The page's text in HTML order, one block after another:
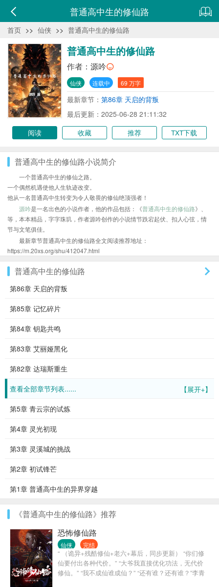
普通高中生的修仙路
首页 >> 仙侠 >> 普通高中生的修仙路
普通高中生的修仙路
作者： 源吟
仙侠 连载中 69 万字
最新章节： 第86章 天启的背叛
最后更新：2025-06-28 21:11:32
阅读
收藏 推荐 TXT下载
普通高中生的修仙路小说简介
一个普通高中生的修仙之路。
一个偶然机遇使他人生轨迹改变。
他从一名普通高中生转变为令人敬畏的修仙绝顶强者！
源吟是一名出色的小说作者，他的作品包括：《普通高中生的修仙路》、
等，本本精品，字字珠玑，作者源吟创作的小说情节跌宕起伏、扣人心弦，情
节与文笔俱佳。
最新章节普通高中生的修仙路全文阅读推荐地址：
https://m.20xs.org/shu/412047.html
普通高中生的修仙路
第86章 天启的背叛
第85章 记忆碎片
第84章 钥匙共鸣
第83章 艾丽娅黑化
第82章 达瑞斯重生
【展开+】
查看全部章节列表......
第5章 青云宗的试炼
第4章 灵光初现
第3章 灵溪城的挑战
第2章 初试锋芒
第1章 普通高中生的异界穿越
《普通高中生的修仙路》推荐
恐怖修仙路
仙侠 完结
“ （诡异+残酷修仙+老六+幕后，同步更新） “你们修
仙要付出各种代价。” “大爷我直接优化功法，无代价
修仙。” “我不成仙谁成仙？” “还有谁？还有谁？”李青